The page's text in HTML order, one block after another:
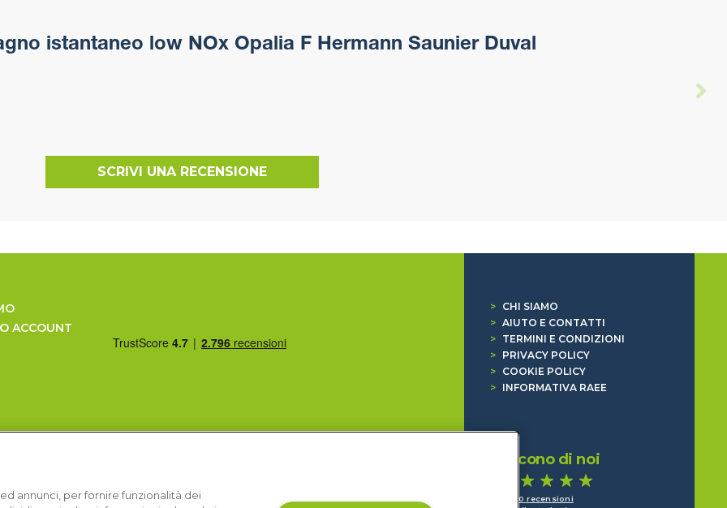
istantaneo low NOx Opalia F Hermann Saunier Duval
SCRIVI UNA RECENSIONE
ACCOUNT
>
CHI SIAMO
> AIUTO E CONTATTI
>
TERMINI E CONDIZIONI
>
PRIVACY POLICY
>
COOKIE POLICY
>
INFORMATIVA RAEE
Dicono di noi
1.640 recensioni
annunci, per fornire funzionalità dei